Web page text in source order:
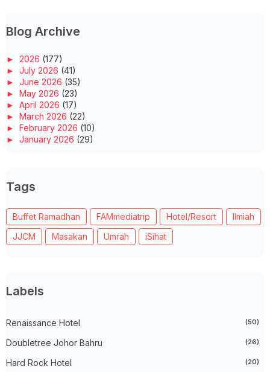
Blog Archive
► 2026 (177)
► July 2026 (41)
► June 2026 (35)
► May 2026 (23)
► April 2026 (17)
► March 2026 (22)
► February 2026 (10)
► January 2026 (29)
►October 2025
September 2025
►August 2025(6)
►July 2025(20)
►June 2025(22)
►May 2025(32)
►January 2025
►November 2024
►September 2024(27)
►
August 2024
► July 2024(49)
Tags
Buffet Ramadhan FAMmediatrip Hotel/Resort
Ilmiah
JJCM
Masakan Umrah iSihat
Labels
Renaissance Hotel (50)
Doubletree Johor Bahru (26)
Hard Rock Hotel (20)